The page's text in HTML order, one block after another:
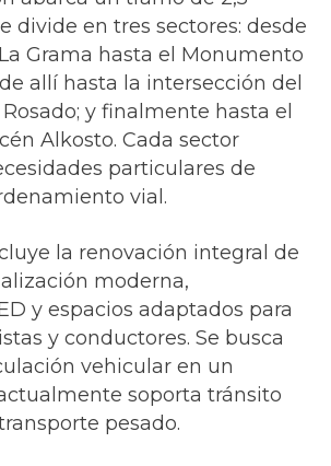
divide en tres sectores: desde
Grama hasta el Monumento
allí hasta la intersección del
y finalmente hasta el
Alkosto. Cada sector
particulares de
vial.
la renovación integral de
moderna,
y espacios adaptados para
y conductores. Se busca
vehicular en un
soporta tránsito
pesado.